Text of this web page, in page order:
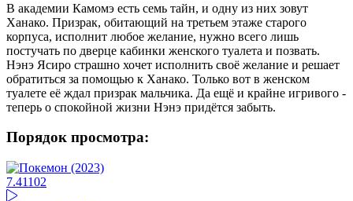
В академии Камомэ есть семь тайн, и одну из них зовут
Ханако. Призрак, обитающий на третьем этаже старого
корпуса, исполнит любое желание, нужно всего лишь
постучать по дверце кабинки женского туалета и позвать.
Нэнэ Ясиро страшно хочет исполнить своё желание и решает
обратиться за помощью к Ханако. Только вот в женском
туалете её ждал призрак мальчика. Да ещё и крайне игривого -
теперь о спокойной жизни Нэнэ придётся забыть.
Порядок просмотра:
7.41102